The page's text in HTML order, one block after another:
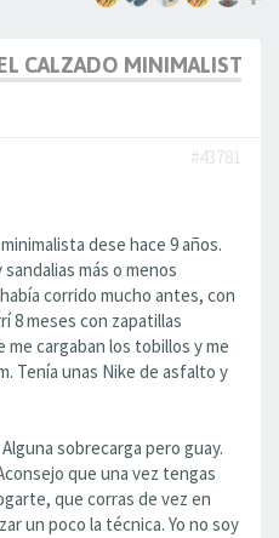
CALZADO MINIMALISTA
#43781
dese hace 9 años.
más o menos
corrido mucho antes, con
8 meses con zapatillas
cargaban los tobillos y me
Tenía unas Nike de asfalto y
sobrecarga pero guay.
que una vez tengas
que corras de vez en
un poco la técnica. Yo no soy